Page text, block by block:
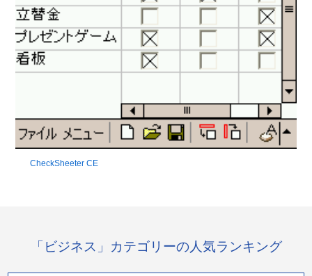
CheckSheeter CE
「ビジネス」カテゴリーの人気ランキング